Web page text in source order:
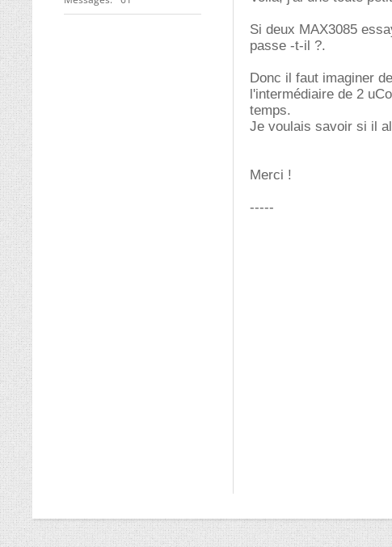
Si deux MAX3085
passe -t-il ?.
Donc il faut imaginer
l'intermédiaire de 2
temps.
Je voulais savoir si il
Merci !
-----